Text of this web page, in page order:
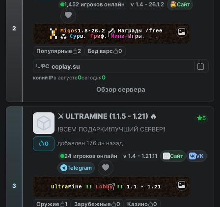
2
1,452 игроков онлайн
v 1.4 - 26.1.2 Сайт
▚▞ Migos1.8-26.2🗡 Награды /free
▞▚ ⁂ Сурв, Гриф,Мини-Игры, , ,
Популярные 2 Бед варс 0
PC ccplay.su
копий IPв августе0сегодня0
Обзор сервера
3
0
⚔️ ULTRAMINE (1.1.5 - 1.21) 🔥 5
❗️ВСЕМ ПОДАРКИ❗️ЛУЧШИЙ СЕРВЕР❗️
добавлен 176 дн назад
24 игроков онлайн
v 1.4 - 1.21.11 Сайт
VK
Telegram
UltraMine !! Lobby !! 1.1 - 1.21
Оружие 1 Зарубежные 0 Казино
0